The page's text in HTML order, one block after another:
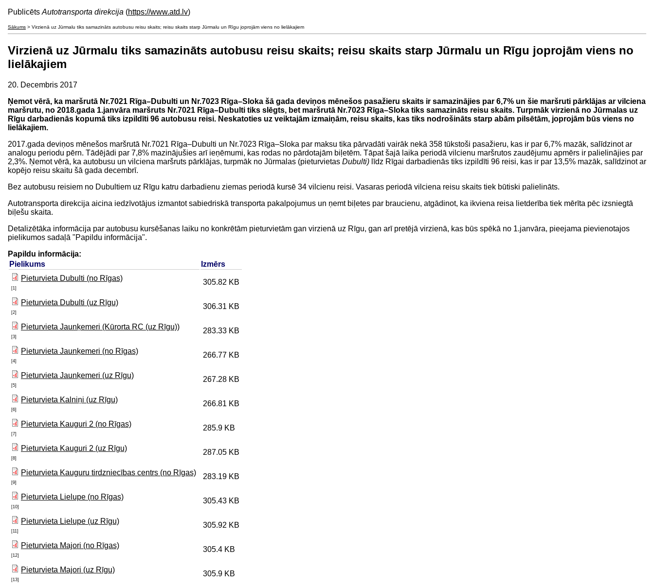
Publicēts Autotransporta direkcija (https://www.atd.lv)
Sākums > Virzienā uz Jūrmalu tiks samazināts autobusu reisu skaits; reisu skaits starp Jūrmalu un Rīgu joprojām viens no lielākajiem
Virzienā uz Jūrmalu tiks samazināts autobusu reisu skaits; reisu skaits starp Jūrmalu un Rīgu joprojām viens no
lielākajiem
20. Decembris 2017
Ņemot vērā, ka maršrutā Nr.7021 Rīga–Dubulti un Nr.7023 Rīga–Sloka šā gada deviņos mēnešos pasažieru skaits ir samazinājies par 6,7% un šie maršruti pārklājas ar vilciena
maršrutu, no 2018.gada 1.janvāra maršruts Nr.7021 Rīga–Dubulti tiks slēgts, bet maršrutā Nr.7023 Rīga–Sloka tiks samazināts reisu skaits. Turpmāk virzienā no Jūrmalas uz
Rīgu darbadienās kopumā tiks izpildīti 96 autobusu reisi. Neskatoties uz veiktajām izmaiņām, reisu skaits, kas tiks nodrošināts starp abām pilsētām, joprojām būs viens no
lielākajiem.
2017.gada deviņos mēnešos maršrutā Nr.7021 Rīga–Dubulti un Nr.7023 Rīga–Sloka par maksu tika pārvadāti vairāk nekā 358 tūkstoši pasažieru, kas ir par 6,7% mazāk, salīdzinot ar
analogu periodu pērn. Tādējādi par 7,8% mazinājušies arī ieņēmumi, kas rodas no pārdotajām biļetēm. Tāpat šajā laika periodā vilcienu maršrutos zaudējumu apmērs ir palielinājies par
2,3%. Ņemot vērā, ka autobusu un vilciena maršruts pārklājas, turpmāk no Jūrmalas (pieturvietas Dubulti) līdz Rīgai darbadienās tiks izpildīti 96 reisi, kas ir par 13,5% mazāk, salīdzinot ar
kopējo reisu skaitu šā gada decembrī.
Bez autobusu reisiem no Dubultiem uz Rīgu katru darbadienu ziemas periodā kursē 34 vilcienu reisi. Vasaras periodā vilciena reisu skaits tiek būtiski palielināts.
Autotransporta direkcija aicina iedzīvotājus izmantot sabiedriskā transporta pakalpojumus un ņemt biļetes par braucienu, atgādinot, ka ikviena reisa lietderība tiek mērīta pēc izsniegtā
biļešu skaita.
Detalizētāka informācija par autobusu kursēšanas laiku no konkrētām pieturvietām gan virzienā uz Rīgu, gan arī pretējā virzienā, kas būs spēkā no 1.janvāra, pieejama pievienotajos
pielikumos sadaļā "Papildu informācija".
Papildu informācija:
Pielikums
Izmērs
Pieturvieta Dubulti (no Rīgas)
[1]
305.82 KB
Pieturvieta Dubulti (uz Rīgu)
[2]
306.31 KB
Pieturvieta Jaunķemeri (Kūrorta RC (uz Rīgu))
[3]
283.33 KB
Pieturvieta Jaunķemeri (no Rīgas)
[4]
266.77 KB
Pieturvieta Jaunķemeri (uz Rīgu)
[5]
267.28 KB
Pieturvieta Kalniņi (uz Rīgu)
[6]
266.81 KB
Pieturvieta Kauguri 2 (no Rīgas)
[7]
285.9 KB
Pieturvieta Kauguri 2 (uz Rīgu)
[8]
287.05 KB
Pieturvieta Kauguru tirdzniecības centrs (no Rīgas)
[9]
283.19 KB
Pieturvieta Lielupe (no Rīgas)
[10]
305.43 KB
Pieturvieta Lielupe (uz Rīgu)
[11]
305.92 KB
Pieturvieta Majori (no Rīgas)
[12]
305.4 KB
Pieturvieta Majori (uz Rīgu)
[13]
305.9 KB